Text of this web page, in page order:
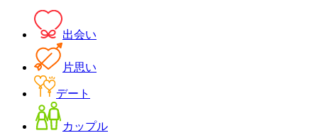
出会い
片思い
デート
カップル